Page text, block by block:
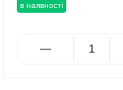
в наявності